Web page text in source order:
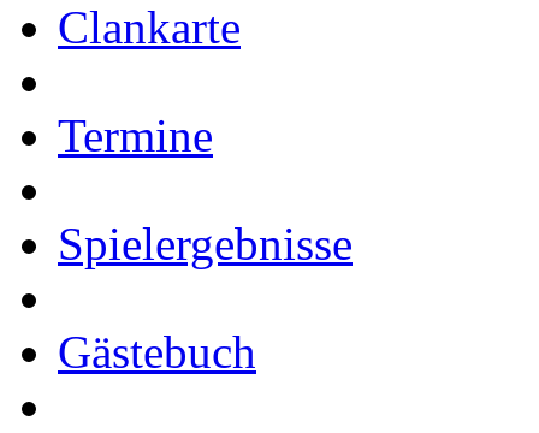
Clankarte
Termine
Spielergebnisse
Gästebuch